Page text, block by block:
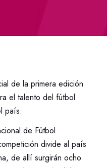
de la primera edición
el talento del fútbol
país.
de Fútbol
divide al país
de allí surgirán ocho